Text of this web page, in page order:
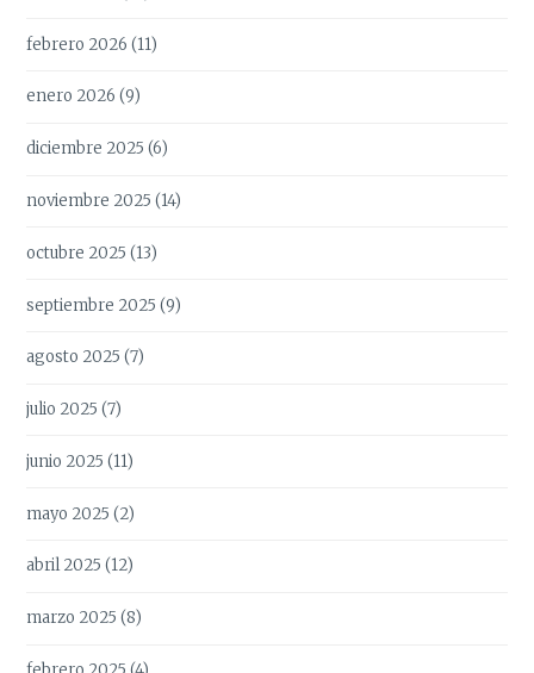
febrero 2026 (11)
enero 2026 (9)
diciembre 2025 (6)
noviembre 2025 (14)
octubre 2025 (13)
septiembre 2025 (9)
agosto 2025 (7)
julio 2025 (7)
junio 2025 (11)
mayo 2025 (2)
abril 2025 (12)
marzo 2025 (8)